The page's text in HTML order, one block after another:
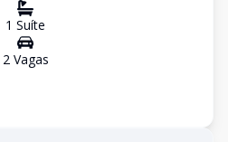
1 Suíte
2Vagas